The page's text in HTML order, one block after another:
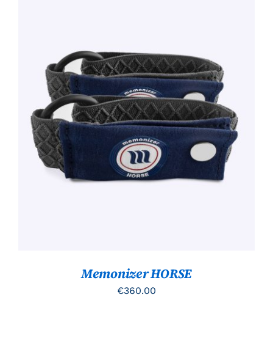
TOEVOEGEN AAN WINKELWAGEN
/
DETAILS
Memonizer HORSE
€360.00